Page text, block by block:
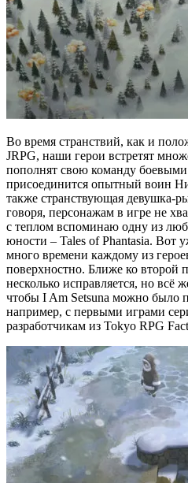
Во время странствий, как и
JRPG, наши герои встретят
пополнят свою команду
присоединится опытный воин
также странствующая девушка-
говоря, персонажам в игре не
с теплом вспоминаю одну из
юности – Tales of Phantasia. Вот
много времени каждому из
поверхностно. Ближе ко второй
несколько исправляется, но всё
чтобы I Am Setsuna можно было
например, с первыми играми
разработчикам из Tokyo RPG